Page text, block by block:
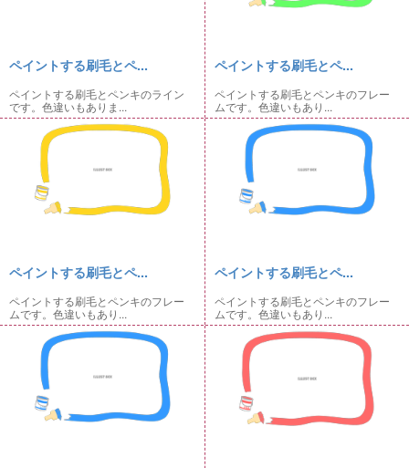
ペイントする刷毛とペ...
ペイントする刷毛とペンキのライン
です。色違いもありま...
ペイントする刷毛とペ...
ペイントする刷毛とペンキのフレー
ムです。色違いもあり...
ペイントする刷毛とペ...
ペイントする刷毛とペンキのフレー
ムです。色違いもあり...
ペイントする刷毛とペ...
ペイントする刷毛とペンキのフレー
ムです。色違いもあり...